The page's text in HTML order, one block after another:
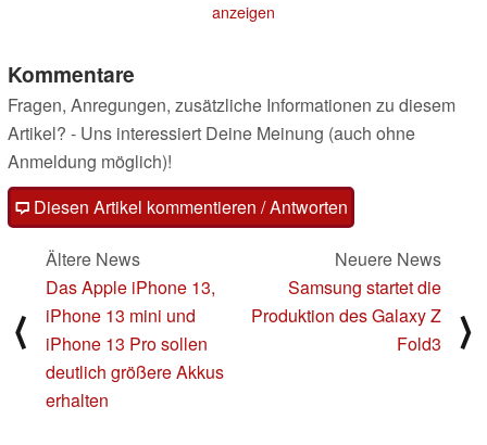
anzeigen
Kommentare
Fragen, Anregungen, zusätzliche Informationen zu diesem
Artikel? - Uns interessiert Deine Meinung (auch ohne
Anmeldung möglich)!
Diesen Artikel kommentieren / Antworten
⟨
Ältere News
Das Apple iPhone 13,
iPhone 13 mini und
iPhone 13 Pro sollen
deutlich größere Akkus
erhalten
Neuere News
Samsung startet die
Produktion des Galaxy Z
Fold3
⟩